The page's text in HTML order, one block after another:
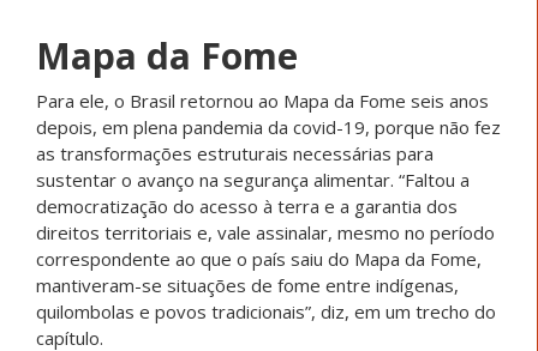
Mapa da Fome
Para ele, o Brasil retornou ao Mapa da Fome seis anos
depois, em plena pandemia da covid-19, porque não fez
as transformações estruturais necessárias para
sustentar o avanço na segurança alimentar. “Faltou a
democratização do acesso à terra e a garantia dos
direitos territoriais e, vale assinalar, mesmo no período
correspondente ao que o país saiu do Mapa da Fome,
mantiveram-se situações de fome entre indígenas,
quilombolas e povos tradicionais”, diz, em um trecho do
capítulo.